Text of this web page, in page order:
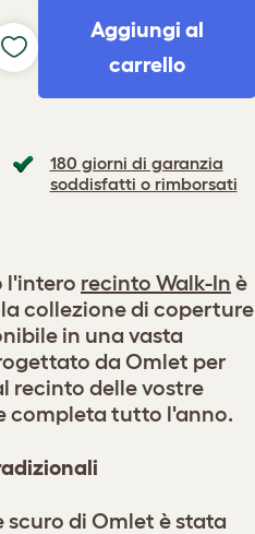
Aggiungi al
carrello
180 giorni di garanzia
soddisfatti o rimborsati
l'intero recinto Walk-In è
collezione di coperture
in una vasta
da Omlet per
recinto delle vostre
completa tutto l'anno.
di Omlet è stata